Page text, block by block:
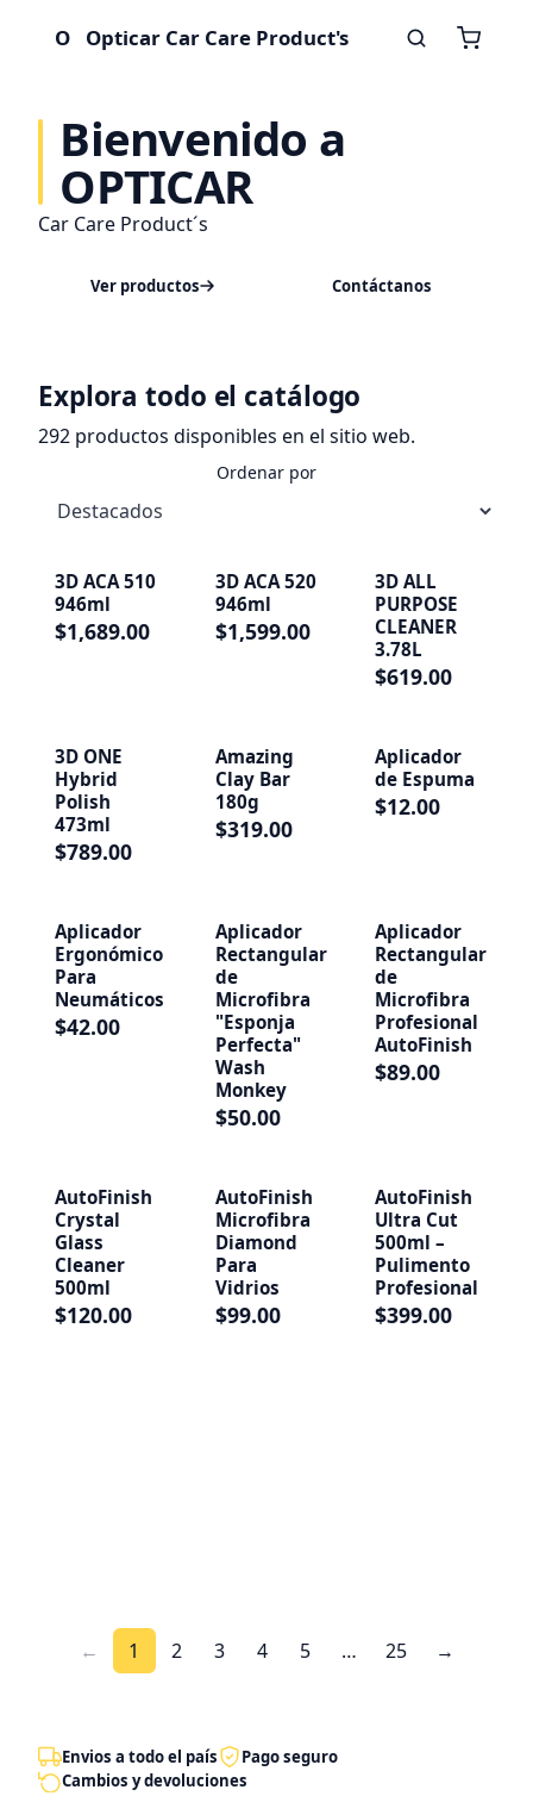
O Opticar Car Care Product's
Bienvenido a
OPTICAR
Car Care Product´s
Ver productos Contáctanos
Explora todo el catálogo
292 productos disponibles en el sitio web.
Ordenar por
3D ACA 510
946ml
$1,689.00
3D ACA 520
946ml
$1,599.00
3D ALL
PURPOSE
CLEANER
3.78L
$619.00
3D ONE
Hybrid
Polish
473ml
$789.00
Amazing
Clay Bar
180g
$319.00
Aplicador
de Espuma
$12.00
Aplicador
Ergonómico
Para
Neumáticos
$42.00
Aplicador
Rectangular
de
Microfibra
"Esponja
Perfecta"
Wash
Monkey
$50.00
Aplicador
Rectangular
de
Microfibra
Profesional
AutoFinish
$89.00
AutoFinish
Crystal
Glass
Cleaner
500ml
$120.00
AutoFinish
Microfibra
Diamond
Para
Vidrios
$99.00
AutoFinish
Ultra Cut
500ml –
Pulimento
Profesional
$399.00
← 1 2 3 4 5 … 25 →
Envios a todo el país
Pago seguro
Cambios y devoluciones